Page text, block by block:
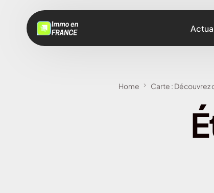
Home Carte : Découvrez